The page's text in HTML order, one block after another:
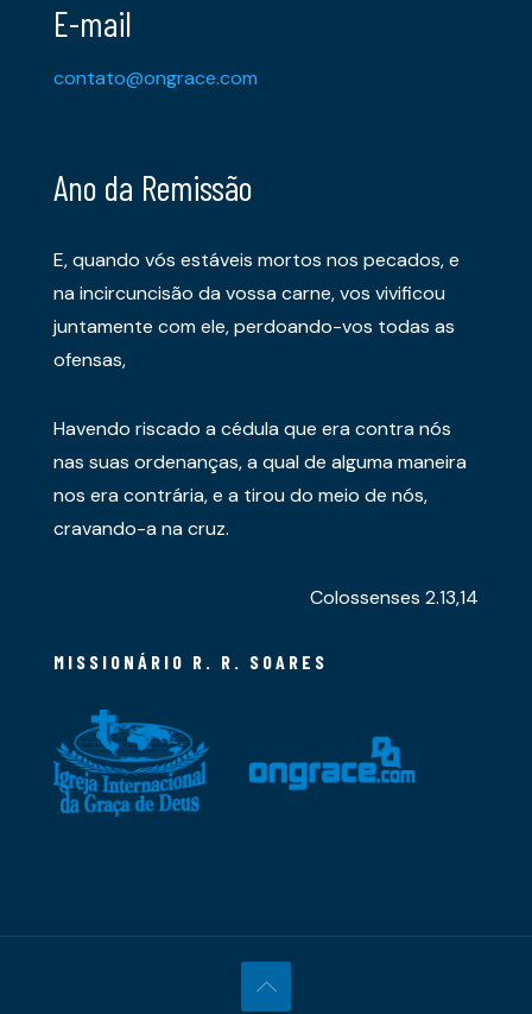
E-mail
contato@ongrace.com
Ano da Remissão
E, quando vós estáveis mortos nos pecados, e
na incircuncisão da vossa carne, vos vivificou
juntamente com ele, perdoando-vos todas as
ofensas,
Havendo riscado a cédula que era contra nós
nas suas ordenanças, a qual de alguma maneira
nos era contrária, e a tirou do meio de nós,
cravando-a na cruz.
Colossenses 2.13,14
MISSIONÁRIO R. R. SOARES